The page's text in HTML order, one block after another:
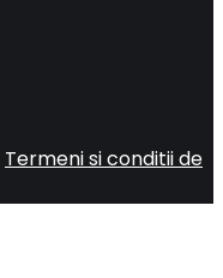
Termeni si conditii de